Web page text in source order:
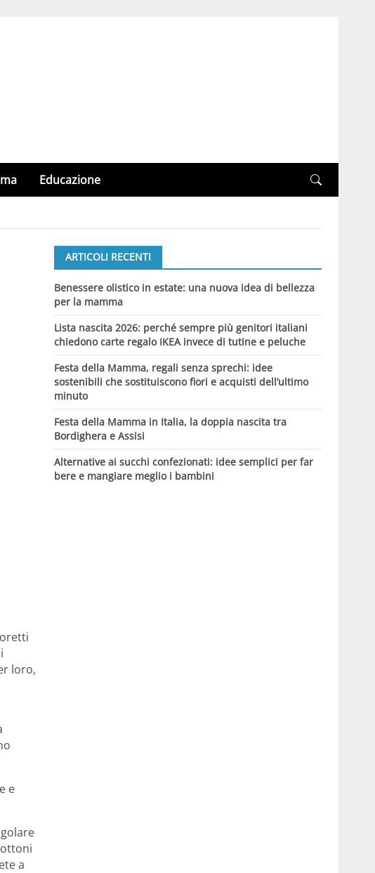
Educazione
loro,
e
a
ARTICOLI RECENTI
Benessere olistico in estate: una nuova idea di bellezza
per la mamma
Lista nascita 2026: perché sempre più genitori italiani
chiedono carte regalo IKEA invece di tutine e peluche
Festa della Mamma, regali senza sprechi: idee
sostenibili che sostituiscono fiori e acquisti dell’ultimo
minuto
Festa della Mamma in Italia, la doppia nascita tra
Bordighera e Assisi
Alternative ai succhi confezionati: idee semplici per far
bere e mangiare meglio i bambini